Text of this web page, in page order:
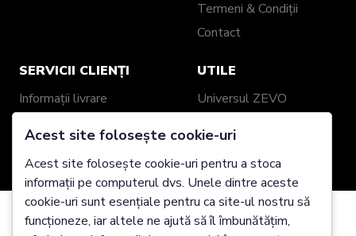
Termeni & Condiții
Contact
SERVICII CLIENȚI
Informații livrare
Ghid mărimi
Împachetare cadou
UTILE
Universul ZEVO
Showroom ZEVO
Genți și Portofele din
Acest site folosește cookie-uri
Acest site folosește cookie-uri pentru a stoca
informații pe computerul dvs. Unele dintre aceste
cookie-uri sunt esențiale pentru ca site-ul nostru să
funcționeze, iar altele ne ajută să îl îmbunătățim,
Folosim cookie-uri